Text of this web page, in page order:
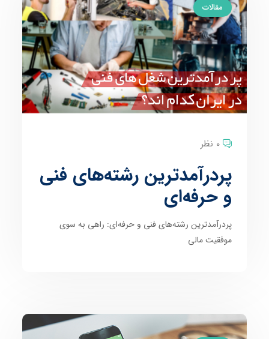
مقالات
0 نظر
پردرآمدترین رشته‌های فنی
و حرفه‌ای
پردرآمدترین رشته‌های فنی و حرفه‌ای: راهی به سوی
موفقیت مالی